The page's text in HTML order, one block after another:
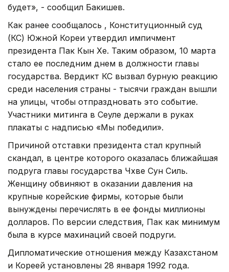
будет», - сообщил Бакишев.
Как ранее сообщалось , Конституционный суд
(КС) Южной Кореи утвердил импичмент
президента Пак Кын Хе. Таким образом, 10 марта
стало ее последним днем в должности главы
государства. Вердикт КС вызвал бурную реакцию
среди населения страны - тысячи граждан вышли
на улицы, чтобы отпраздновать это событие.
Участники митинга в Сеуле держали в руках
плакаты с надписью «Мы победили».
Причиной отставки президента стал крупный
скандал, в центре которого оказалась ближайшая
подруга главы государства Чхве Сун Силь.
Женщину обвиняют в оказании давления на
крупные корейские фирмы, которые были
вынуждены перечислять в ее фонды миллионы
долларов. По версии следствия, Пак как минимум
была в курсе махинаций своей подруги.
Дипломатические отношения между Казахстаном
и Кореей установлены 28 января 1992 года.